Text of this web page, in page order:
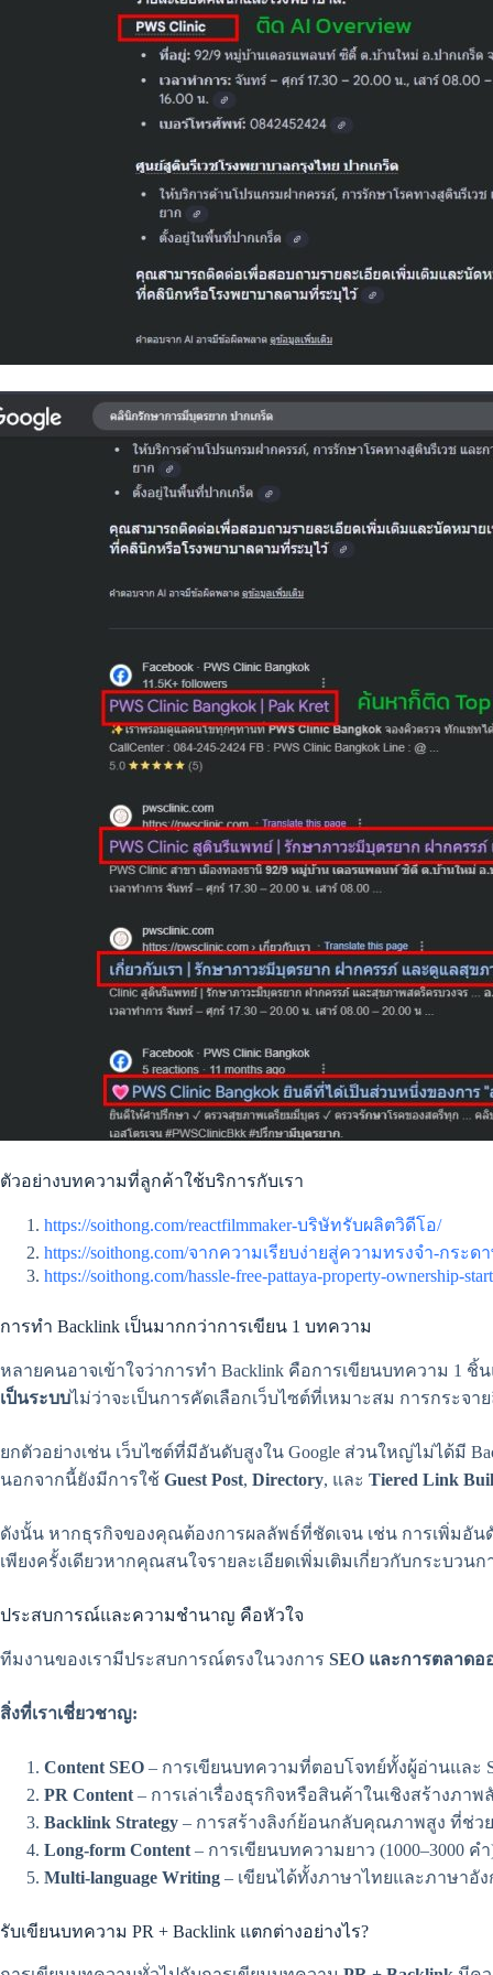
ตัวอย่างบทความที่ลูกค้าใช้บริการกับเรา
https://soithong.com/reactfilmmaker-บริษัทรับผลิตวิดีโอ/
https://soithong.com/จากความเรียบง่ายสู่ความทรงจำ-กร
https://soithong.com/hassle-free-pattaya-property-ownership-
การทำ Backlink เป็นมากกว่าการเขียน 1 บทความ
หลายคนอาจเข้าใจว่าการทำ Backlink คือการเขียนบทความ 1
เป็นระบบไม่ว่าจะเป็นการคัดเลือกเว็บไซต์ที่เหมาะสม การกระจ
ยกตัวอย่างเช่น เว็บไซต์ที่มีอันดับสูงใน Google ส่วนใหญ่ไม่ได้มี
นอกจากนี้ยังมีการใช้ Guest Post, Directory, และ Tiered Link
ดังนั้น หากธุรกิจของคุณต้องการผลลัพธ์ที่ชัดเจน เช่น การเพิ่มอัน
เพียงครั้งเดียวหากคุณสนใจรายละเอียดเพิ่มเติมเกี่ยวกับกระบว
ประสบการณ์และความชำนาญ คือหัวใจ
ทีมงานของเรามีประสบการณ์ตรงในวงการ SEO และการตลาดอ
สิ่งที่เราเชี่ยวชาญ:
Content SEO – การเขียนบทความที่ตอบโจทย์ทั้งผู้อ่านและ
PR Content – การเล่าเรื่องธุรกิจหรือสินค้าในเชิงสร้างภ
Backlink Strategy – การสร้างลิงก์ย้อนกลับคุณภาพสูง ที่ช่วย
Long-form Content – การเขียนบทความยาว (1000–3000
Multi-language Writing – เขียนได้ทั้งภาษาไทยและภาษาอั
รับเขียนบทความ PR + Backlink แตกต่างอย่างไร?